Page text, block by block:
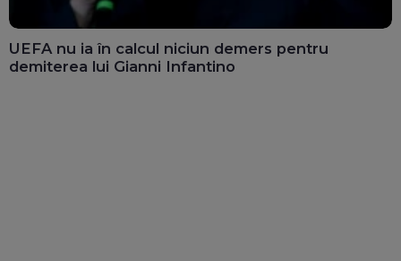
UEFA nu ia în calcul niciun demers pentru
demiterea lui Gianni Infantino